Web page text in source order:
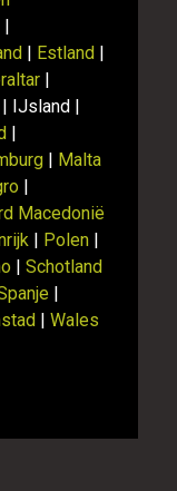
Estland
| IJsland |
Malta
Macedonië
Polen
Schotland
Wales